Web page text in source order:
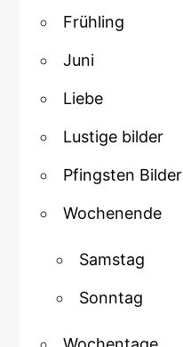
Frühling
Juni
Liebe
Lustige bilder
Pfingsten Bilder
Wochenende
Samstag
Sonntag